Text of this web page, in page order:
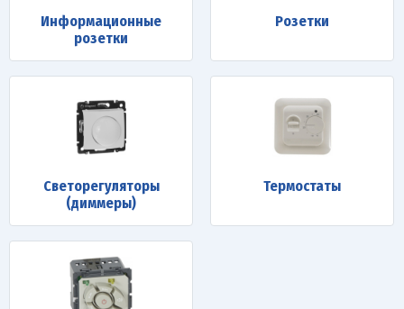
Информационные
розетки
Розетки
Светорегуляторы
(диммеры)
Термостаты